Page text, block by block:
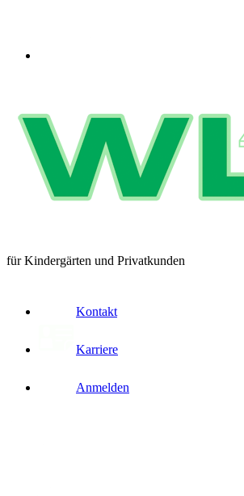
für Kindergärten und Privatkunden
Kontakt
Karriere
Anmelden